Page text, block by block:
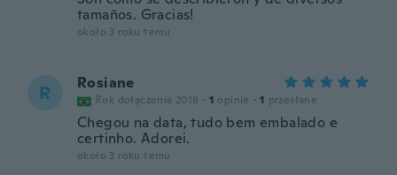
tamaños. Gracias!
około 3 roku temu
R Rosiane
Rok dołączenia 2018 · 1 opinie · 1 przesłane
Chegou na data, tudo bem embalado e
certinho. Adorei.
około 3 roku temu